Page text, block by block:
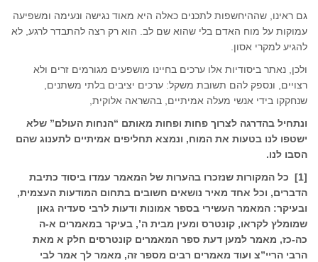
גם ראינו, שההיחשפות לתכנים כאלה היא מאוד נגישה ונעימה ומשפיעה
עמוקות על מוח האדם בלי שהוא שם לב. הוא רק רצה להתבדר לרגע, לא
להגיע למקרי אסון.
ולכן, נאתר ביסודיות אלו ערכים בחיינו מושפעים מגורמים זרים ולא
רצויים, ונספק להם תשובת משקל: ערכים יציבים בלתי משתנים,
שנחקקו בידי אנשי מעלה אמיתיים, בהשראה אלוקית,
ונתחיל בהדרגה לצרוך פחות ופחות מאותם “הנחות העולם” שלא
ישטפו לנו בטעות את המוח, ונמצא תחליפים אמיתיים לתענוג שהם
הסבו לנו.
[1] כל המקורות שנזכרו בהערות של המאמר עמדו ביסוד כתיבת
הדברים, וכל אחד מאיר נושאים חשובים בתחום המודעות העצמית,
ובעיקר: המאמר העשירי בספר אמונות ודעות לרבי סעדיה גאון
שמומלץ לקראו, קונטרס ומעין מבית ה’, בעיקר במאמרים א-ה
כה-כז, מאמר למען דעת ספר המאמרים קונטרסים חלק א מאת
הרבי הריי”צ ועוד מאמרים רבים מספר זה, מאמר לך אמר לבי